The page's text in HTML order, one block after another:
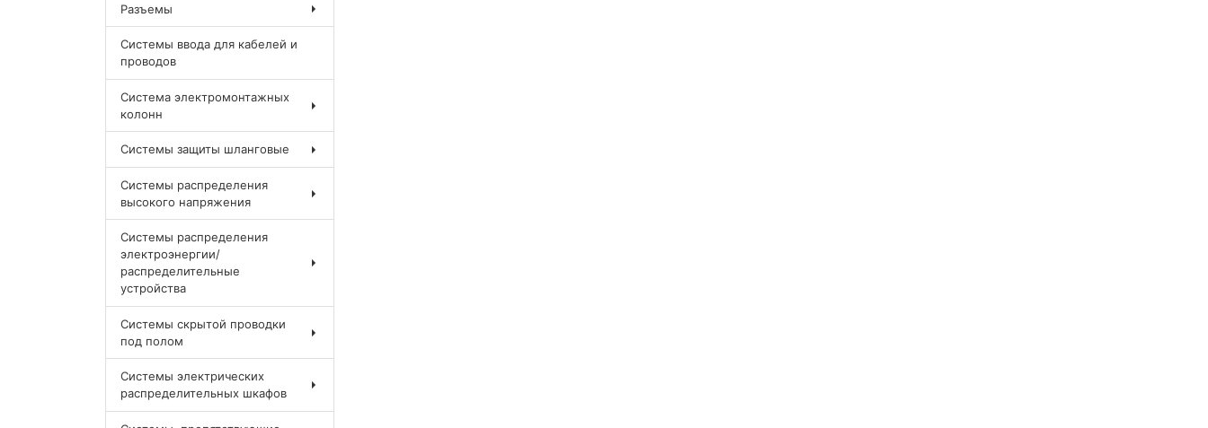
Разъемы
Системы ввода для кабелей и
проводов
Система электромонтажных
колонн
Системы защиты шланговые
Системы распределения
высокого напряжения
Системы распределения
электроэнергии/
распределительные
устройства
Системы скрытой проводки
под полом
Системы электрических
распределительных шкафов